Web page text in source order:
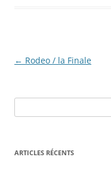
Navigation
← Rodeo / la Finale
e
h
ARTICLES RÉCENTS